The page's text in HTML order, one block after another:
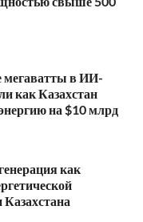
мегаватты в ИИ-
как Казахстан
на $10 млрд
как
Казахстана